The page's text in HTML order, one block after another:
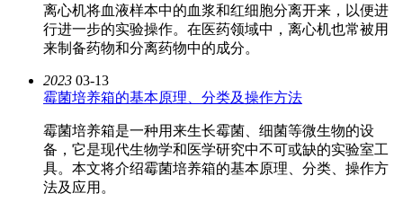
离心机将血液样本中的血浆和红细胞分离开来，以便进
行进一步的实验操作。在医药领域中，离心机也常被用
来制备药物和分离药物中的成分。
2023 03-13
霉菌培养箱的基本原理、分类及操作方法
霉菌培养箱是一种用来生长霉菌、细菌等微生物的设
备，它是现代生物学和医学研究中不可或缺的实验室工
具。本文将介绍霉菌培养箱的基本原理、分类、操作方
法及应用。